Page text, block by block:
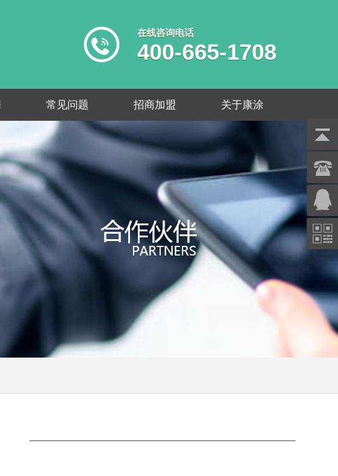
在线咨询电话
400-665-1708
常见问题 招商加盟 关于康涂